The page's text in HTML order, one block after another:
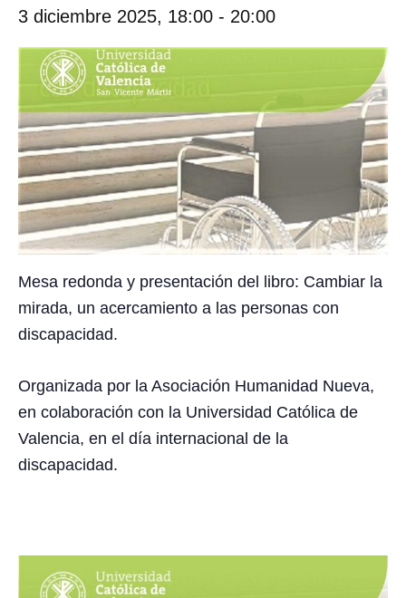
3 diciembre 2025, 18:00 - 20:00
Mesa redonda y presentación del libro: Cambiar la
mirada, un acercamiento a las personas con
discapacidad.
Organizada por la Asociación Humanidad Nueva,
en colaboración con la Universidad Católica de
Valencia, en el día internacional de la
discapacidad.